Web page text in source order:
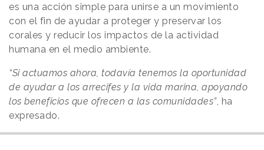
es una acción simple para unirse a un movimiento
con el fin de ayudar a proteger y preservar los
corales y reducir los impactos de la actividad
humana en el medio ambiente.
“Si actuamos ahora, todavía tenemos la oportunidad
de ayudar a los arrecifes y la vida marina, apoyando
los beneficios que ofrecen a las comunidades”, ha
expresado.